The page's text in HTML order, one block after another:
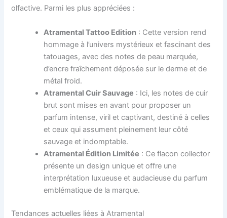
olfactive. Parmi les plus appréciées :
Atramental Tattoo Edition : Cette version rend
hommage à l’univers mystérieux et fascinant des
tatouages, avec des notes de peau marquée,
d’encre fraîchement déposée sur le derme et de
métal froid.
Atramental Cuir Sauvage : Ici, les notes de cuir
brut sont mises en avant pour proposer un
parfum intense, viril et captivant, destiné à celles
et ceux qui assument pleinement leur côté
sauvage et indomptable.
Atramental Édition Limitée : Ce flacon collector
présente un design unique et offre une
interprétation luxueuse et audacieuse du parfum
emblématique de la marque.
Tendances actuelles liées à Atramental